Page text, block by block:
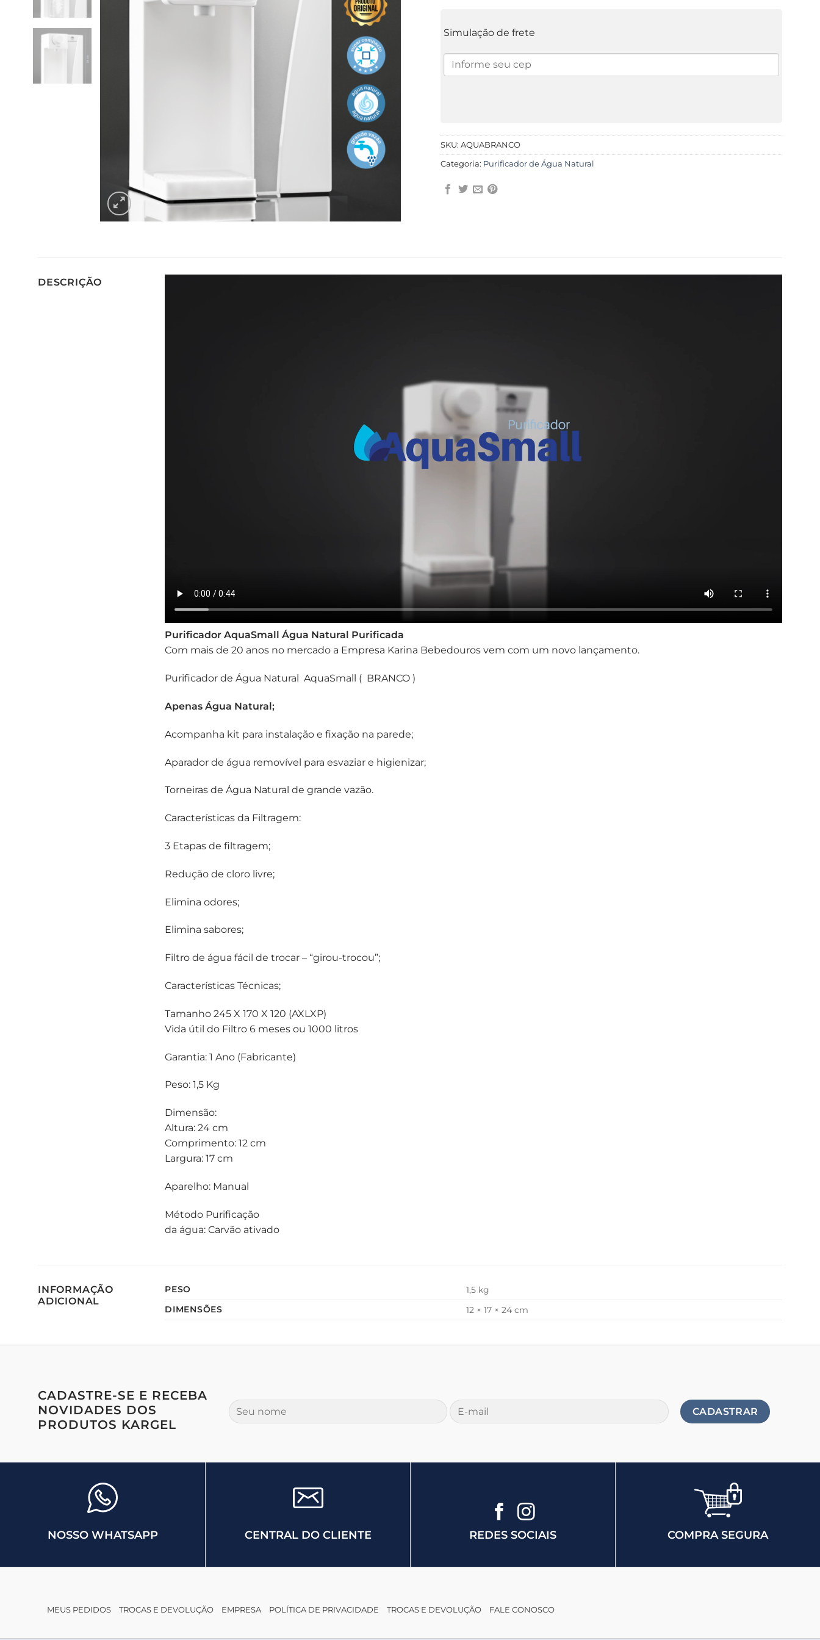
Simulação de frete
SKU: AQUABRANCO
Categoria: Purificador de Água Natural
DESCRIÇÃO
Purificador AquaSmall Água Natural Purificada
Com mais de 20 anos no mercado a Empresa Karina Bebedouros vem com um novo lançamento.
Purificador de Água Natural AquaSmall ( BRANCO )
Apenas Água Natural;
Acompanha kit para instalação e fixação na parede;
Aparador de água removível para esvaziar e higienizar;
Torneiras de Água Natural de grande vazão.
Características da Filtragem:
3 Etapas de filtragem;
Redução de cloro livre;
Elimina odores;
Elimina sabores;
Filtro de água fácil de trocar – “girou-trocou”;
Características Técnicas;
Tamanho 245 X 170 X 120 (AXLXP)
Vida útil do Filtro 6 meses ou 1000 litros
Garantia: 1 Ano (Fabricante)
Peso: 1,5 Kg
Dimensão:
Altura: 24 cm
Comprimento: 12 cm
Largura: 17 cm
Aparelho: Manual
Método Purificação
da água: Carvão ativado
INFORMAÇÃO
ADICIONAL
PESO
1,5 kg
DIMENSÕES
12 × 17 × 24 cm
CADASTRE-SE E RECEBA
NOVIDADES DOS
PRODUTOS KARGEL
NOSSO WHATSAPP CENTRAL DO CLIENTE REDES SOCIAIS COMPRA SEGURA
MEUS PEDIDOS TROCAS E DEVOLUÇÃO EMPRESA POLÍTICA DE PRIVACIDADE TROCAS E DEVOLUÇÃO FALE CONOSCO